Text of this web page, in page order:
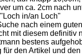
um ca. 2cm nach
in/an Loch"
nach einem guten
mit diesem definitiv
bestens
für den Artikel und